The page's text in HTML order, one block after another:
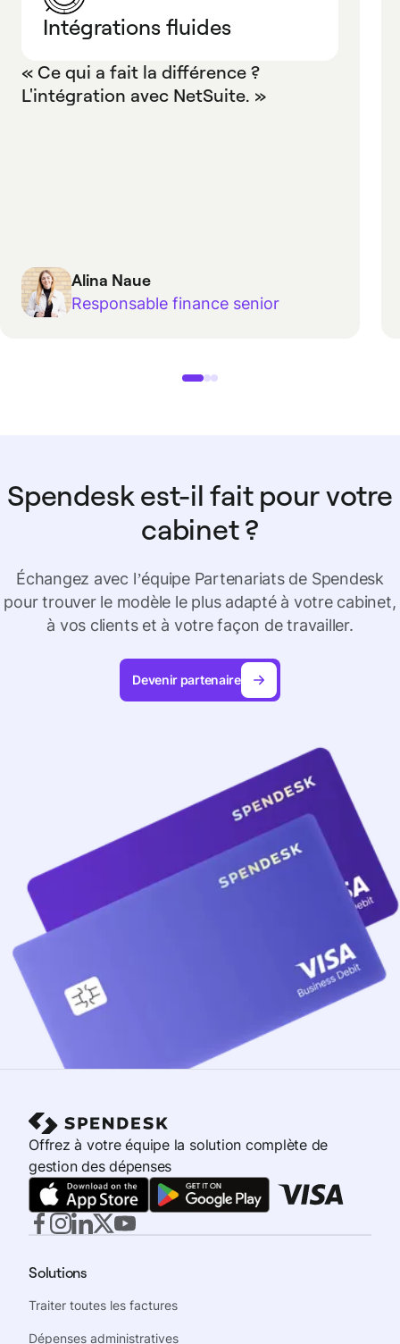
Intégrations fluides
« Ce qui a fait la différence ?
L'intégration avec NetSuite. »
Alina Naue
Responsable finance senior
Spendesk est-il fait pour votre
cabinet ?
Échangez avec l’équipe Partenariats de Spendesk
pour trouver le modèle le plus adapté à votre cabinet,
à vos clients et à votre façon de travailler.
Devenir partenaire
Offrez à votre équipe la solution complète de
gestion des dépenses
Solutions
Traiter toutes les factures
Dépenses administratives